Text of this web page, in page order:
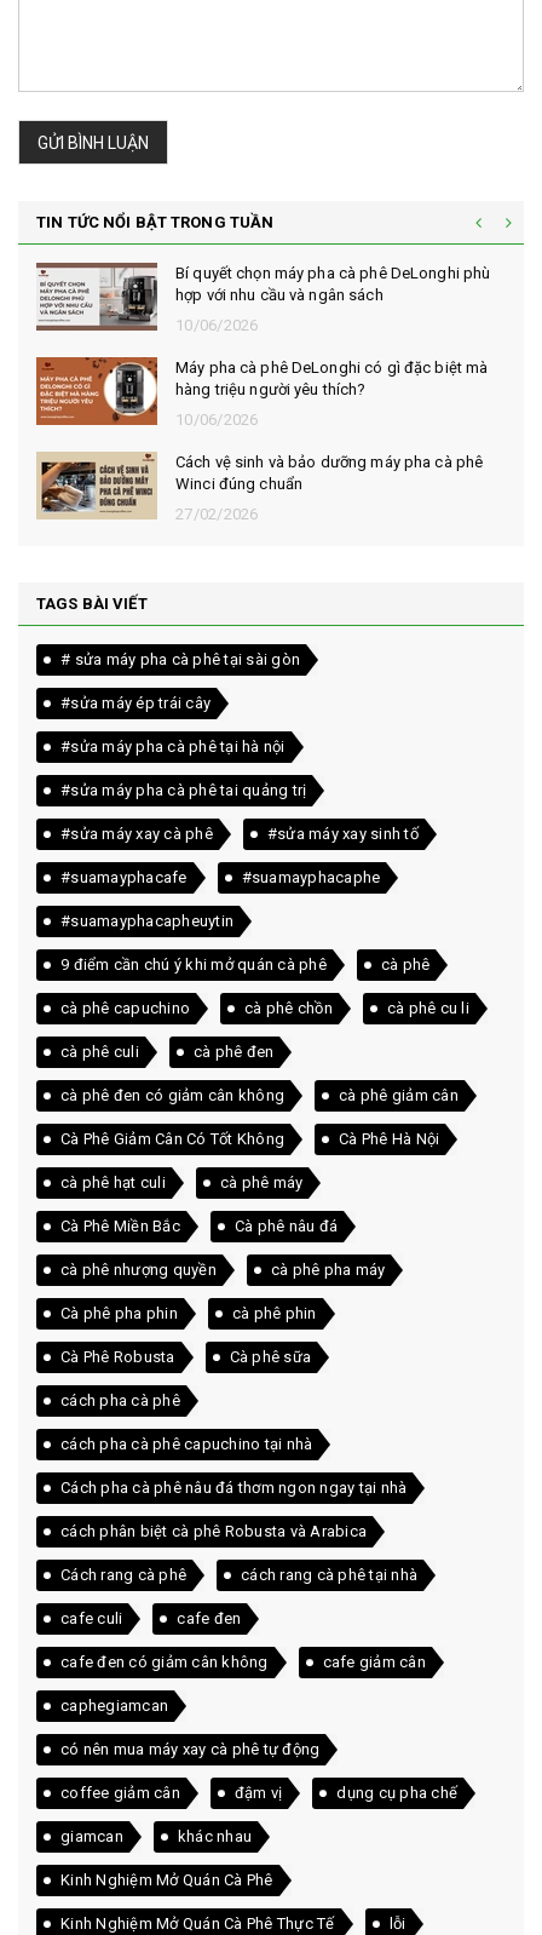
GỬI BÌNH LUẬN
TIN TỨC NỔI BẬT TRONG TUẦN
Vì sao cà phê robusta rang mộc được đánh
giá cao trong giới sành cà phê?
10/06/2026
Bí quyết chọn mua cà phê hạt rang mộc thơm
ngon, chuẩn vị
10/06/2026
Những tiêu chí đánh giá một loại bột cà phê
nguyên chất ngon
10/06/2026
TAGS BÀI VIẾT
# sửa máy pha cà phê tại sài gòn
#sửa máy ép trái cây
#sửa máy pha cà phê tại hà nội
#sửa máy pha cà phê tai quảng trị
#sửa máy xay cà phê #sửa máy xay sinh tố
#suamayphacafe #suamayphacaphe
#suamayphacapheuytin
9 điểm cần chú ý khi mở quán cà phê cà phê
cà phê capuchino cà phê chồn cà phê cu li
cà phê culi cà phê đen
cà phê đen có giảm cân không cà phê giảm cân
Cà Phê Giảm Cân Có Tốt Không Cà Phê Hà Nội
cà phê hạt culi cà phê máy
Cà Phê Miền Bắc Cà phê nâu đá
cà phê nhượng quyền cà phê pha máy
Cà phê pha phin cà phê phin
Cà Phê Robusta Cà phê sữa
cách pha cà phê
cách pha cà phê capuchino tại nhà
Cách pha cà phê nâu đá thơm ngon ngay tại nhà
cách phân biệt cà phê Robusta và Arabica
Cách rang cà phê cách rang cà phê tại nhà
cafe culi cafe đen
cafe đen có giảm cân không cafe giảm cân
caphegiamcan
có nên mua máy xay cà phê tự động
coffee giảm cân đậm vị dụng cụ pha chế
giamcan khác nhau
Kinh Nghiệm Mở Quán Cà Phê
Kinh Nghiệm Mở Quán Cà Phê Thực Tế lỗi